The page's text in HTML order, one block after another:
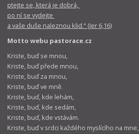
ptejte se, která je dobrá,
po ní se vydejte
a vaše duše naleznou klid.“ (Jer 6,16)
Motto webu pastorace.cz
Kriste, buď se mnou,
Kriste, buď přede mnou,
Kriste, buď za mnou,
Kriste, buď ve mně.
Kriste, buď, kde lehám,
Kriste, buď, kde sedám,
Kriste, buď, kde vstávám.
Kriste, buď v srdci každého myslícího na mne,